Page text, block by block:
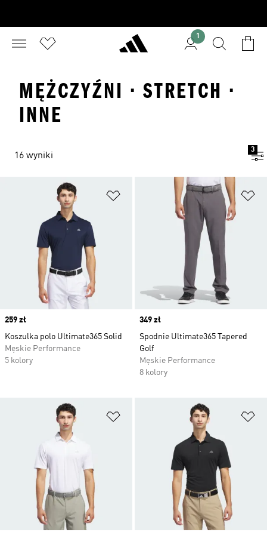
1
MĘŻCZYŹNI · STRETCH ·
INNE
16 wyniki
3
Dodaj do listy życzeń
Price
259 zł
Koszulka polo Ultimate365 Solid
Męskie Performance
5 kolory
Price
349 zł
Spodnie Ultimate365 Tapered
Golf
Męskie Performance
8 kolory
Dodaj do listy życzeń